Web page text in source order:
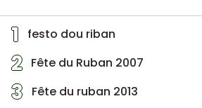
1 festo dou riban
2 Fête du Ruban 2007
3 Fête du ruban 2013